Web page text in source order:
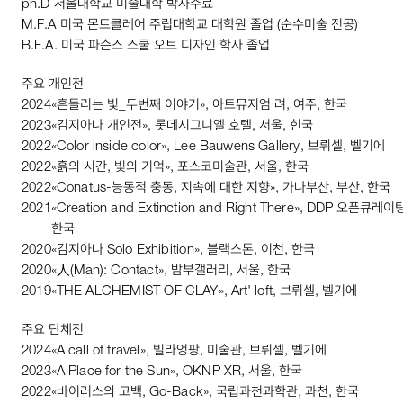
ph.D 서울대학교 미술대학 박사수료
M.F.A미국 몬트클레어 주립대학교 대학원 졸업 (순수미술 전공)
B.F.A. 미국 파슨스 스쿨 오브 디자인 학사 졸업
주요 개인전
2024«흔들리는 빛_두번째 이야기», 아트뮤지엄 려, 여주, 한국
2023«김지아나 개인전», 롯데시그니엘 호텔, 서울, 힌국
2022«Color inside color», Lee Bauwens Gallery, 브뤼셀, 벨기에
2022«흙의 시간, 빛의 기억», 포스코미술관, 서울, 한국
2022«Conatus-능동적 충동, 지속에 대한 지향», 가나부산, 부산, 한국
2021 «Creation and Extinction and Right There», DDP 오픈큐레이
한국
2020«김지아나 Solo Exhibition», 블랙스톤, 이천, 한국
2020«人(Man):Contact», 밤부갤러리, 서울, 한국
2019«THE ALCHEMIST OF CLAY », Art' loft, 브뤼셀, 벨기에
주요 단체전
2024«A call of travel », 빌라엉팡, 미술관, 브뤼셀, 벨기에
2023«A Place for the Sun», OKNP XR, 서울, 한국
2022«바이러스의 고백, Go-Back», 국립과천과학관, 과천, 한국